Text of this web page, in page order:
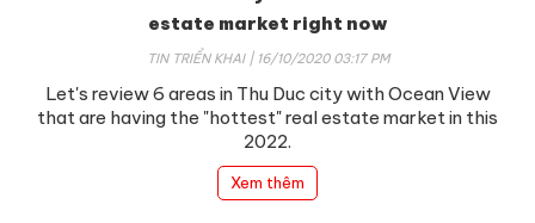
estate market right now
TIN TRIỂN KHAI | 16/10/2020 03:17 PM
Let's review 6 areas in Thu Duc city with Ocean View
that are having the "hottest" real estate market in this
2022.
Xem thêm